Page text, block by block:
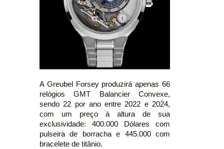
A Greubel Forsey produzirá apenas 66
relógios GMT Balancier Convexe,
sendo 22 por ano entre 2022 e 2024,
com um preço à altura de sua
exclusividade: 400.000 Dólares com
pulseira de borracha e 445.000 com
bracelete de titânio.